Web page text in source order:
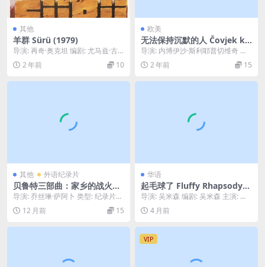
其他
羊群 Sürü (1979)
导演: 再奇·奥克坦 编剧: 尤马兹·古
尼 主演: 塔里克·奥坎 / Melik...
2 年前 10
欧美
无法保持沉默的人 Čovjek ko
ji nije mogao šutjeti (2024)
导演: 内博伊沙·斯利耶普切维奇 编
剧: 内博伊沙·斯利耶普切维奇 主
演: 戈兰...
2 年前 15
其他 外语纪录片
贝鲁特三部曲：家乡的战火、
童年与我 Beyrouth, ma ville
导演: 乔丝琳·萨阿卜 类型: 纪录片
制片国家/地区: 黎巴嫩 / 法国 语言...
12 月前 15
华语
起毛球了 Fluffy Rhapsody
(2000)
导演: 吴米森 编剧: 吴米森 主演: 张
毓晨 / Cheng-Liang Ts...
4 月前
VIP